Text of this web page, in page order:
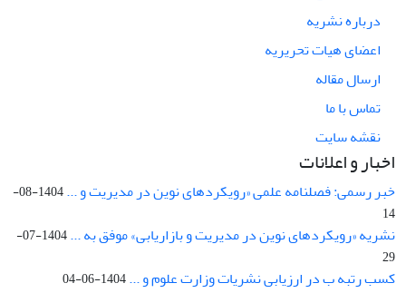
درباره نشریه
اعضای هیات تحریریه
ارسال مقاله
تماس با ما
نقشه سایت
اخبار و اعلانات
خبر رسمی: فصلنامه علمی «رویکردهای نوین در مدیریت و ...
1404-08-
14
نشریه «رویکردهای نوین در مدیریت و بازاریابی» موفق به ...
1404-07-
29
کسب رتبه ب در ارزیابی نشریات وزارت علوم و ...1404-06-04